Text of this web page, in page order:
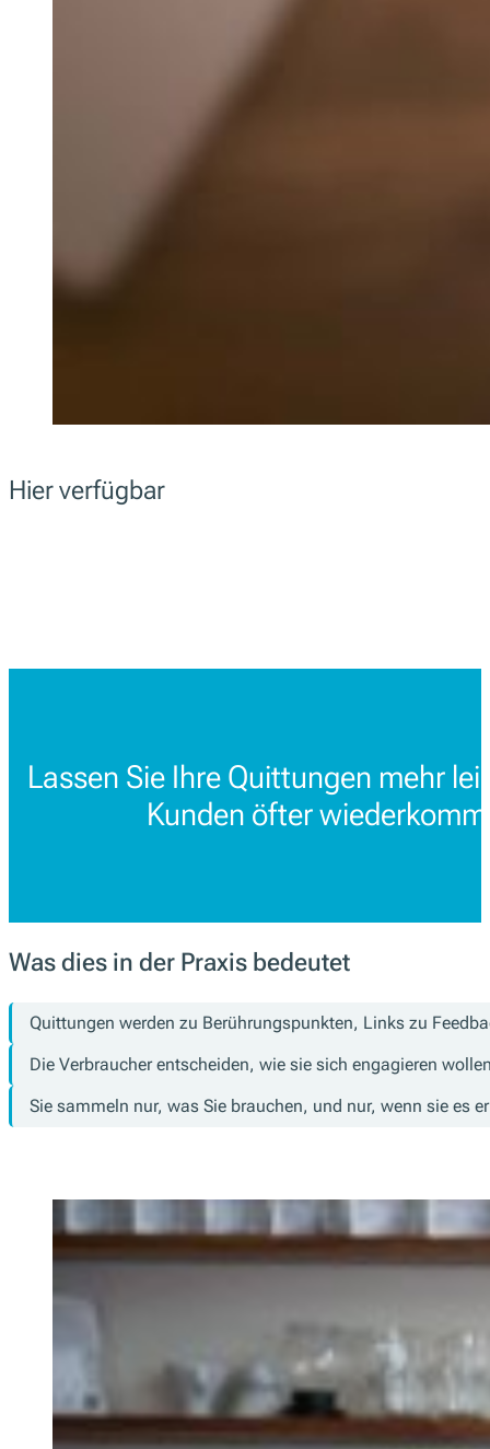
Hier verfügbar
Lassen Sie Ihre Quittungen mehr
Kunden öfter
Was dies in der Praxis bedeutet
Quittungen werden zu Berührungspunkten, Links zu
Die Verbraucher entscheiden, wie sie sich engagieren
Sie sammeln nur, was Sie brauchen, und nur, wenn sie es